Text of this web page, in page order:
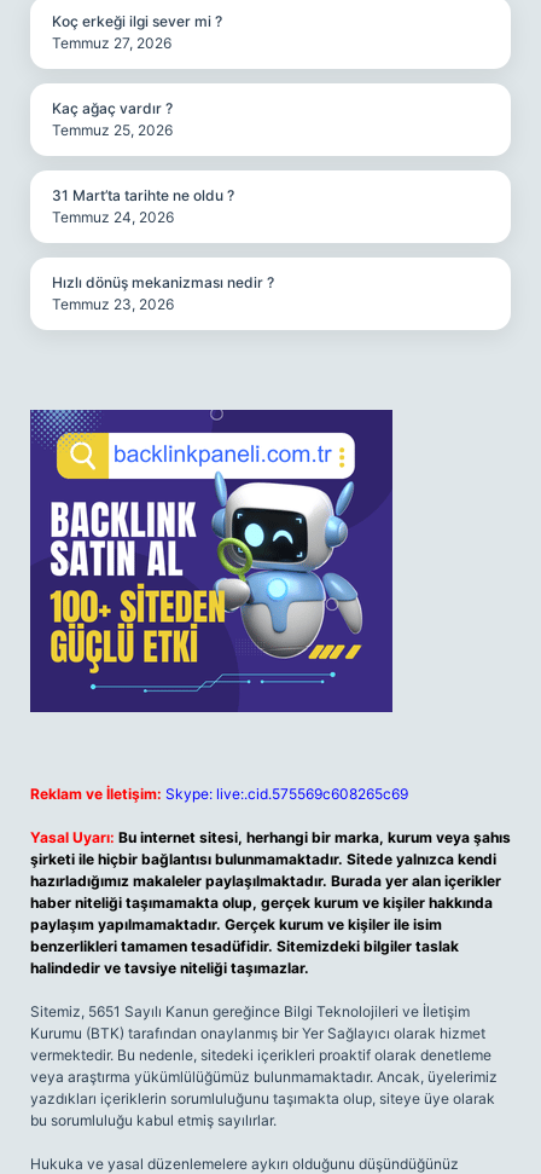
Koç erkeği ilgi sever mi ?
Temmuz 27, 2026
Kaç ağaç vardır ?
Temmuz 25, 2026
31 Mart’ta tarihte ne oldu ?
Temmuz 24, 2026
Hızlı dönüş mekanizması nedir ?
Temmuz 23, 2026
Reklam ve İletişim: Skype: live:.cid.575569c608265c69
Yasal Uyarı: Bu internet sitesi, herhangi bir marka, kurum veya şahıs
şirketi ile hiçbir bağlantısı bulunmamaktadır. Sitede yalnızca kendi
hazırladığımız makaleler paylaşılmaktadır. Burada yer alan içerikler
haber niteliği taşımamakta olup, gerçek kurum ve kişiler hakkında
paylaşım yapılmamaktadır. Gerçek kurum ve kişiler ile isim
benzerlikleri tamamen tesadüfidir. Sitemizdeki bilgiler taslak
halindedir ve tavsiye niteliği taşımazlar.
Sitemiz, 5651 Sayılı Kanun gereğince Bilgi Teknolojileri ve İletişim
Kurumu (BTK) tarafından onaylanmış bir Yer Sağlayıcı olarak hizmet
vermektedir. Bu nedenle, sitedeki içerikleri proaktif olarak denetleme
veya araştırma yükümlülüğümüz bulunmamaktadır. Ancak, üyelerimiz
yazdıkları içeriklerin sorumluluğunu taşımakta olup, siteye üye olarak
bu sorumluluğu kabul etmiş sayılırlar.
Hukuka ve yasal düzenlemelere aykırı olduğunu düşündüğünüz